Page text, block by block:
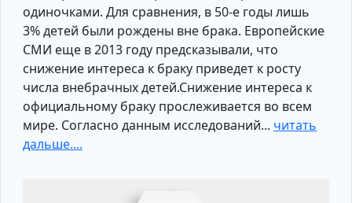
одиночками. Для сравнения, в 50-е годы лишь
3% детей были рождены вне брака. Европейские
СМИ еще в 2013 году предсказывали, что
снижение интереса к браку приведет к росту
числа внебрачных детей.Снижение интереса к
официальному браку прослеживается во всем
мире. Согласно данным исследований... читать
дальше....